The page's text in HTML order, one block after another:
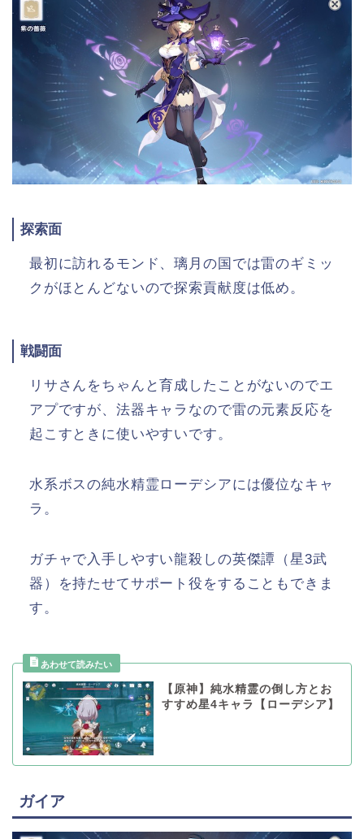
探索面
最初に訪れるモンド、璃月の国では雷のギミッ
クがほとんどないので探索貢献度は低め。
戦闘面
リサさんをちゃんと育成したことがないのでエ
アプですが、法器キャラなので雷の元素反応を
起こすときに使いやすいです。
水系ボスの純水精霊ローデシアには優位なキャ
ラ。
ガチャで入手しやすい龍殺しの英傑譚（星3武
器）を持たせてサポート役をすることもできま
す。
【原神】純水精霊の倒し方とお
すすめ星4キャラ【ローデシア】
ガイア